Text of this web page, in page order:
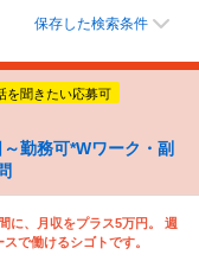
保存した検索条件
を聞きたい応募可
勤務可*Wワーク・副
に、月収をプラス5万円。 週
で働けるシゴトです。